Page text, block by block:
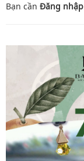
Bạn cần Đăng nhập